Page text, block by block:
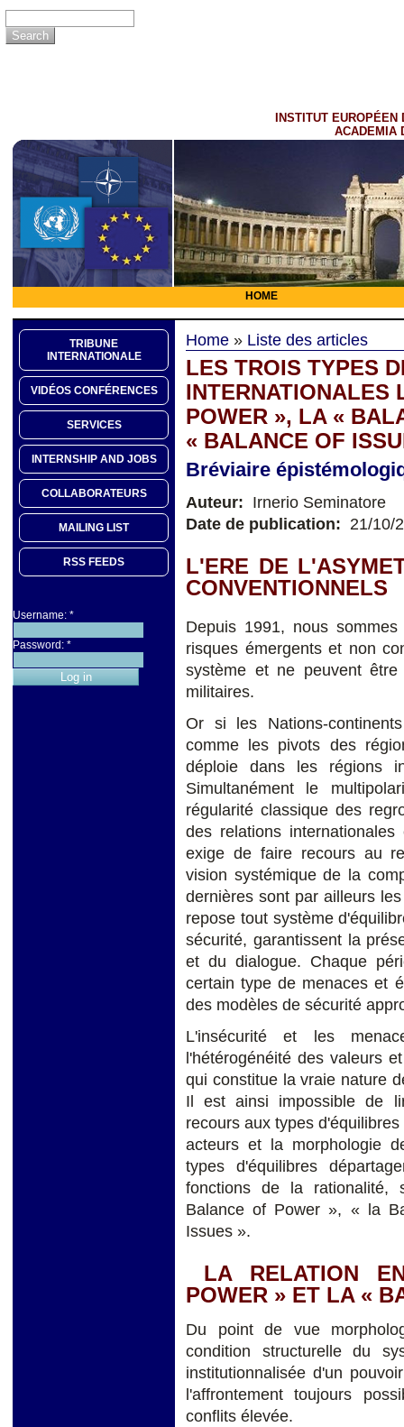
INSTITUT EUROPÉEN
ACADEMIA
HOME
TRIBUNE
INTERNATIONALE
VIDÉOS CONFÉRENCES
SERVICES
INTERNSHIP AND JOBS
COLLABORATEURS
MAILING LIST
RSS FEEDS
Username: *
Password: *
Home » Liste des articles
LES TROIS TYPES
INTERNATIONALES
POWER », LA «
« BALANCE OF
Bréviaire
Auteur: Irnerio Seminatore
Date de publication: 21/10/
L'ERE DE
CONVENTIONNELS
Depuis 1991, nous
risques émergents et non
système et ne peuvent
militaires.
Or si les Nations-
comme les pivots des
déploie dans les régions
Simultanément le
régularité classique des
des relations
exige de faire recours au
vision systémique de la
dernières sont par ailleurs
repose tout système
sécurité, garantissent la
et du dialogue. Chaque
certain type de menaces et
des modèles de sécurité
L'insécurité et les
l'hétérogénéité des valeurs
qui constitue la vraie nature
Il est ainsi impossible de
recours aux types
acteurs et la morphologie
types d'équilibres
fonctions de la rationalité,
Balance of Power », « la
Issues ».
LA RELATION
POWER » ET LA «
Du point de vue
condition structurelle du
institutionnalisée d'un
l'affrontement toujours
conflits élevée.